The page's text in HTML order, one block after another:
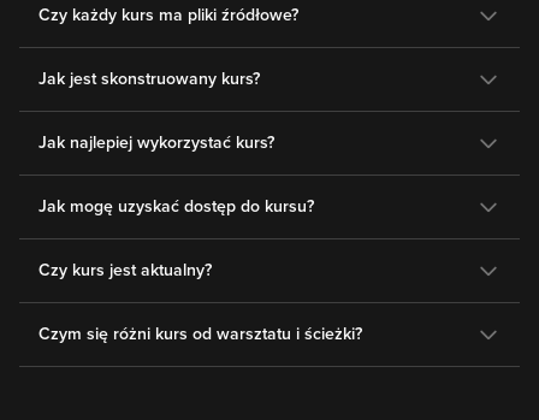
Czy każdy kurs ma pliki źródłowe?
Jak jest skonstruowany kurs?
Jak najlepiej wykorzystać kurs?
Jak mogę uzyskać dostęp do kursu?
Czy kurs jest aktualny?
Czym się różni kurs od warsztatu i ścieżki?